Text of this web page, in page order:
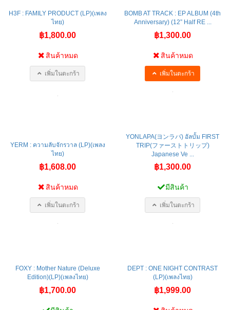
H3F : FAMILY PRODUCT (LP)(เพลง
ไทย)
฿1,800.00
สินค้าหมด
เพิ่มในตะกร้า
BOMB AT TRACK : EP ALBUM (4th
Anniversary) (12” Half RE ...
฿1,300.00
สินค้าหมด
เพิ่มในตะกร้า
YERM : ความลับจักรวาล (LP)(เพลง
ไทย)
฿1,608.00
สินค้าหมด
เพิ่มในตะกร้า
YONLAPA(ヨンラパ) อัลบั้ม FIRST
TRIP(ファーストトリップ)
Japanese Ve ...
฿1,300.00
มีสินค้า
เพิ่มในตะกร้า
FOXY : Mother Nature (Deluxe
Edition)(LP)(เพลงไทย)
฿1,700.00
DEPT : ONE NIGHT CONTRAST
(LP)(เพลงไทย)
฿1,999.00